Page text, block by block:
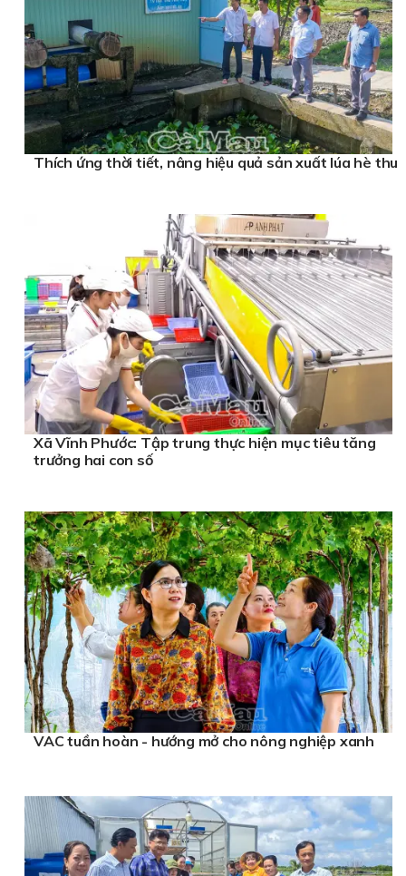
Thích ứng thời tiết, nâng hiệu quả sản xuất lúa hè thu
Xã Vĩnh Phước: Tập trung thực hiện mục tiêu tăng
trưởng hai con số
VAC tuần hoàn - hướng mở cho nông nghiệp xanh